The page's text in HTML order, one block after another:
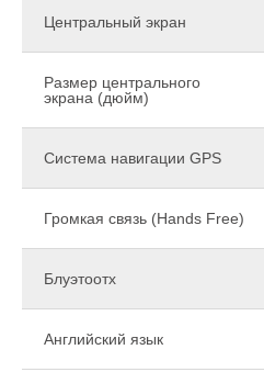
Центральный экран
Размер центрального
экрана (дюйм)
Система навигации GPS
Громкая связь (Hands Free)
Блуэтоотх
Английский язык